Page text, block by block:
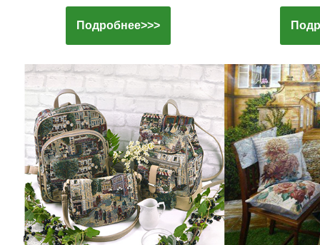
Подробнее>>>